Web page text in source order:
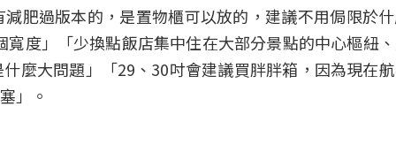
肥過版本的，是置物櫃可以放的，建議不用侷限於
度」「少換點飯店集中住在大部分景點的中心樞紐
麼大問題」「29、30吋會建議買胖胖箱，因為現在
」。